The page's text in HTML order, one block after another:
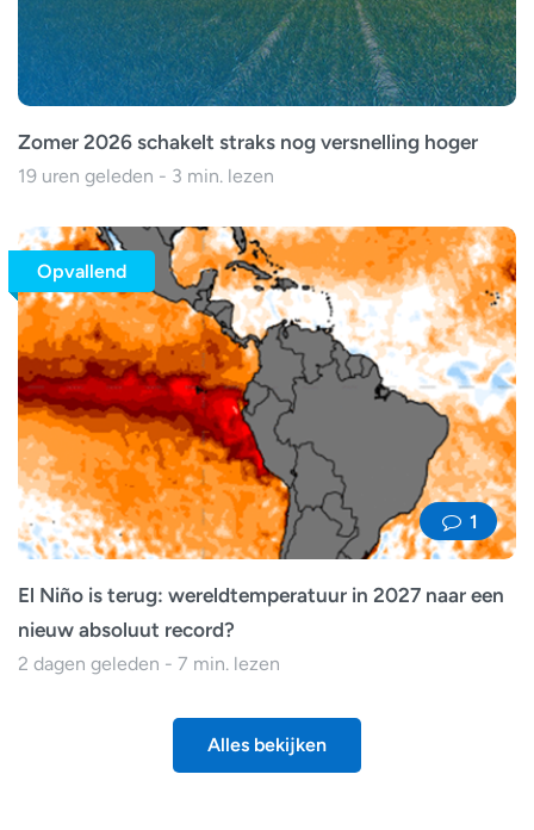
Zomer 2026 schakelt straks nog versnelling hoger
19 uren geleden - 3 min. lezen
1
Opvallend
El Niño is terug: wereldtemperatuur in 2027 naar een
nieuw absoluut record?
2 dagen geleden - 7 min. lezen
Alles bekijken